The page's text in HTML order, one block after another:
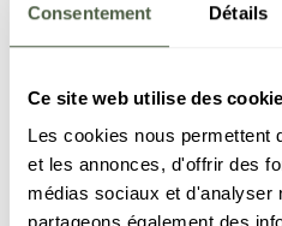
Consentement Détails
Ce site web utilise des
Les cookies nous permettent
et les annonces, d'offrir des
médias sociaux et d'analyser